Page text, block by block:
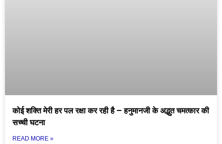
कोई शक्ति मेरी हर पल रक्षा कर रही है – हनुमानजी के अद्भुत चमत्कार की
सच्ची घटना
READ MORE »